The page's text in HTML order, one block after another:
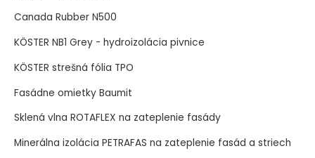
Canada Rubber N500
KÖSTER NB1 Grey - hydroizolácia pivnice
KÖSTER strešná fólia TPO
Fasádne omietky Baumit
Sklená vlna ROTAFLEX na zateplenie fasády
Minerálna izolácia PETRAFAS na zateplenie fasád a striech